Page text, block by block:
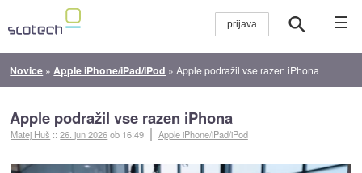
☰
Novice » Apple iPhone/iPad/iPod »Apple podražil vse razen iPhona
Apple podražil vse razen iPhona
Matej Huš ::26. jun 2026ob 16:49 Apple iPhone/iPad/iPod